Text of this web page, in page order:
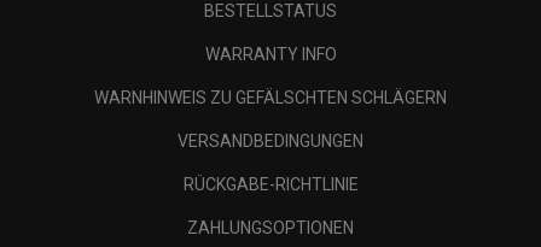
BESTELLSTATUS
WARRANTY INFO
WARNHINWEIS ZU GEFÄLSCHTEN SCHLÄGERN
VERSANDBEDINGUNGEN
RÜCKGABE-RICHTLINIE
ZAHLUNGSOPTIONEN